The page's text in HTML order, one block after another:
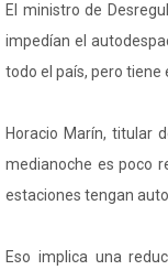
El ministro de
impedían el
todo el país, pero tiene
Horacio Marín, titular
medianoche es poco
estaciones tengan
Eso implica una